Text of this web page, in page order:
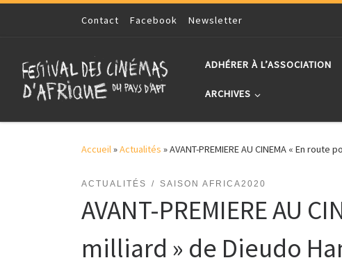
Skip to contentContact Facebook Newsletter
ADHÉRER À L’ASSOCIATION
ARCHIVES
Accueil»Actualités »AVANT-PREMIERE AU CINEMA « En
ACTUALITÉS SAISON AFRICA2020
AVANT-PREMIERE AU
milliard » de Dieudo